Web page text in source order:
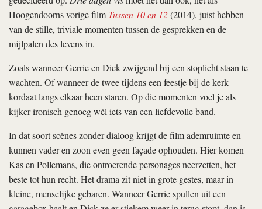
Hoogendoorns vorige film Tussen 10 en 12(2014), juist hebben
van de stille, triviale momenten tussen de gesprekken en de
mijlpalen des levens in.
Zoals wanneer Gerrie en Dick zwijgend bij een stoplicht staan te
wachten. Of wanneer de twee tijdens een feestje bij de kerk
kordaat langs elkaar heen staren. Op die momenten voel je als
kijker ironisch genoeg wél iets van een liefdevolle band.
In dat soort scènes zonder dialoog krijgt de film ademruimte en
kunnen vader en zoon even geen façade ophouden. Hier komen
Kas en Pollemans, die ontroerende personages neerzetten, het
beste tot hun recht. Het drama zit niet in grote gestes, maar in
kleine, menselijke gebaren. Wanneer Gerrie spullen uit een